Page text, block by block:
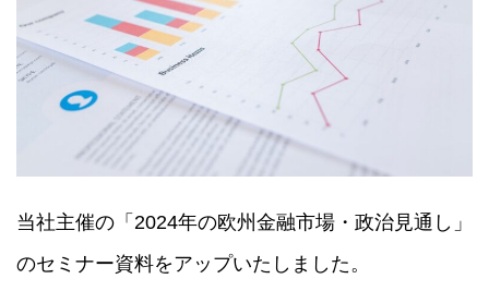
当社主催の「2024年の欧州金融市場・政治見通し」
のセミナー資料をアップいたしました。